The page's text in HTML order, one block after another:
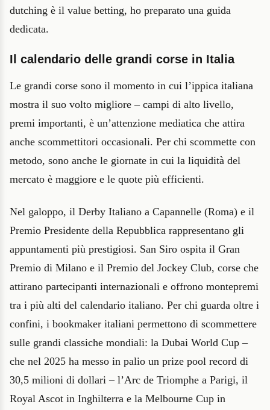
dutching è il value betting, ho preparato una guida
dedicata.
Il calendario delle grandi corse in Italia
Le grandi corse sono il momento in cui l’ippica italiana
mostra il suo volto migliore – campi di alto livello,
premi importanti, è un’attenzione mediatica che attira
anche scommettitori occasionali. Per chi scommette con
metodo, sono anche le giornate in cui la liquidità del
mercato è maggiore e le quote più efficienti.
Nel galoppo, il Derby Italiano a Capannelle (Roma) e il
Premio Presidente della Repubblica rappresentano gli
appuntamenti più prestigiosi. San Siro ospita il Gran
Premio di Milano e il Premio del Jockey Club, corse che
attirano partecipanti internazionali e offrono montepremi
tra i più alti del calendario italiano. Per chi guarda oltre i
confini, i bookmaker italiani permettono di scommettere
sulle grandi classiche mondiali: la Dubai World Cup –
che nel 2025 ha messo in palio un prize pool record di
30,5 milioni di dollari – l’Arc de Triomphe a Parigi, il
Royal Ascot in Inghilterra e la Melbourne Cup in